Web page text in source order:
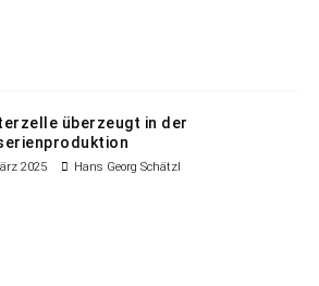
überzeugt in der
2025 Hans Georg Schätzl